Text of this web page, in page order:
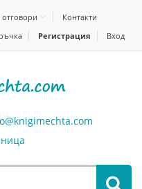
Контакти
Регистрация Вход
knigimechta.com